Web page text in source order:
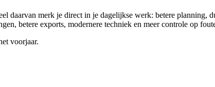
daarvan merk je direct in je dagelijkse werk: betere planning,
betere exports, modernere techniek en meer controle op
voorjaar.